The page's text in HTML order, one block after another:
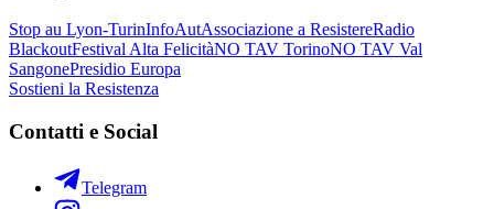
Stop au Lyon-TurinInfoAutAssociazione a ResistereRadio
BlackoutFestival Alta FelicitàNO TAV TorinoNO TAV Val
SangonePresidio Europa
Sostieni la Resistenza
Contatti e Social
Telegram